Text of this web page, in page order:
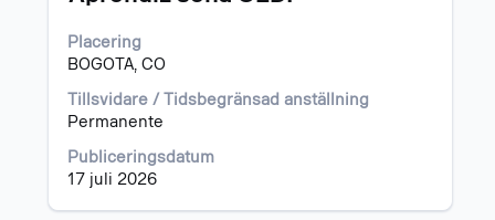
Placering
BOGOTA, CO
Tillsvidare / Tidsbegränsad anställning
Permanente
Publiceringsdatum
17 juli 2026
blankstegstangenten
för
visa
allt
i
jobbeskrivningen.